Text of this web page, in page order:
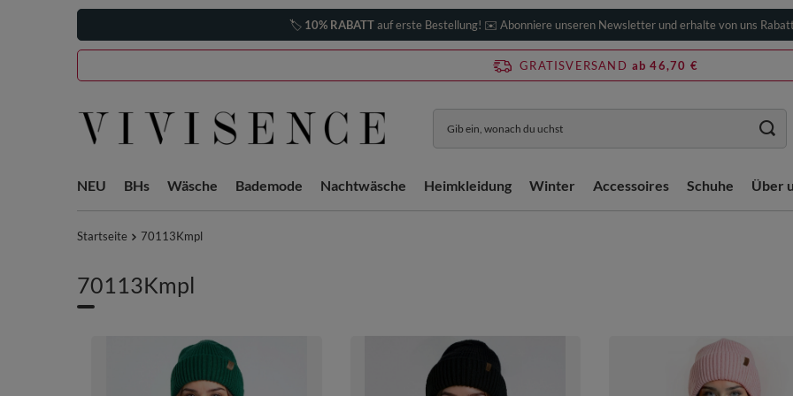
🏷️ 10% RABATTauf erste Bestellung! ✉️ Abonniere unseren Newsletter und erhalte von uns
GRATISVERSAND ab 46,70 €
NEU BHs Wäsche Bademode Nachtwäsche Heimkleidung Winter Accessoires Schuhe Über
Startseite 70113Kmpl
70113Kmpl